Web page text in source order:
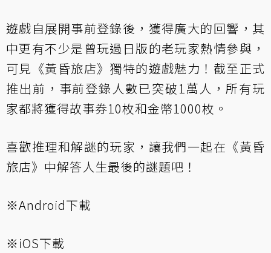
遊戲自展開事前登錄後，獲得廣大的回響，其
中更有不少是曾玩過日版的老玩家熱情參與，
可見《黃昏旅店》獨特的遊戲魅力！截至正式
推出前，事前登錄人數已突破1萬人，所有玩
家都將獲得故事券10枚和金幣1000枚。
喜歡推理和解謎的玩家，讓我們一起在《黃昏
旅店》中解答人生最後的謎題吧！
※Android下載
※iOS下載